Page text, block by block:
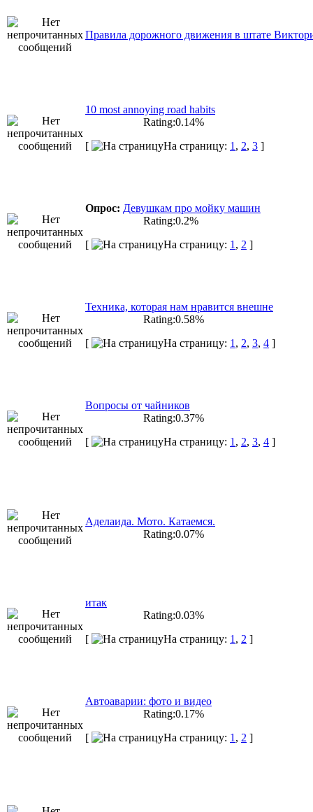
Правила дорожного движения в штате
10 most annoying road habits
Rating:0.14%
[
На страницу: 1 , 2, 3 ]
Опрос: Девушкам про мойку машин
Rating:0.2%
[
На страницу: 1 , 2 ]
Техника, которая нам нравится внешне
Rating:0.58%
[
На страницу: 1 , 2, 3, 4 ]
Вопросы от чайников
Rating:0.37%
[
На страницу: 1 , 2, 3, 4 ]
Аделаида. Мото. Катаемся.
Rating:0.07%
итак
Rating:0.03%
[
На страницу: 1 , 2 ]
Автоаварии: фото и видео
Rating:0.17%
[
На страницу: 1 , 2 ]